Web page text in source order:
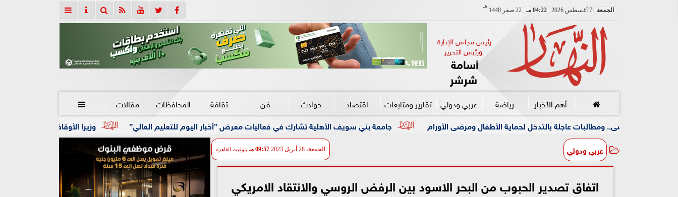
الجمعة 7 أغسطس 2026 04:22 مـ 22 صفر 1448
هـ
رئيس مجلس الإدارة
ورئيس التحرير
أسامة
شرشر
أهم الأخبار رياضة عربي ودولي تقارير ومتابعات اقتصاد حوادث فن ثقافة المحافظات مقالات 
وزيرا الأوقاف والتخطيط يبحثان تعزيز التعاون جامعة بني سويف الأهلية تشارك في فعاليات معرض ”أخبار اليوم للتعليم العالي” عاجلة بالتدخل لحماية الأطفال ومرضى الأورام
عربي ودولي الجمعة، 28 أبريل 2023 09:57 مـ بتوقيت القاهرة
اتفاق تصدير الحبوب من البحر الاسود بين الرفض الروسي والانتقاد الامريكي